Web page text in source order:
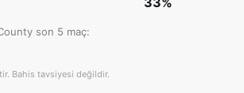
son 5 maç:
Bahis tavsiyesi değildir.